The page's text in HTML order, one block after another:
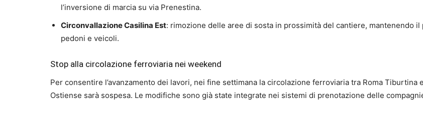
l’inversione di marcia su via Prenestina.
Circonvallazione Casilina Est: rimozione delle aree di sosta in prossimità del cantiere, mantenendo il
pedoni e veicoli.
Stop alla circolazione ferroviaria nei weekend
Per consentire l’avanzamento dei lavori, nei fine settimana la circolazione ferroviaria tra Roma Tiburtina
Ostiense sarà sospesa. Le modifiche sono già state integrate nei sistemi di prenotazione delle